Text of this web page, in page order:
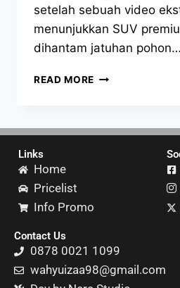
setelah sebuah video
menunjukkan SUV
dihantam jatuhan pohon…
READ MORE
Links
Home
Pricelist
Info Promo
Contact Us
0878 0021 1099
wahyuizaa98@gmail.com